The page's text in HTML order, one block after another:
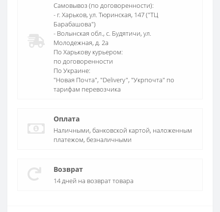
Самовывоз (по договоренности):
- г. Харьков, ул. Тюринская, 147 ("ТЦ
Барабашова")
- Волынская обл., c. Будятичи, ул.
Молодежная, д. 2а
По Харькову курьером:
по договоренности
По Украине:
"Новая Почта", "Delivery", "Укрпочта" по
тарифам перевозчика
Оплата
Наличными, банковской картой, наложенным
платежом, безналичными
Возврат
14 дней на возврат товара